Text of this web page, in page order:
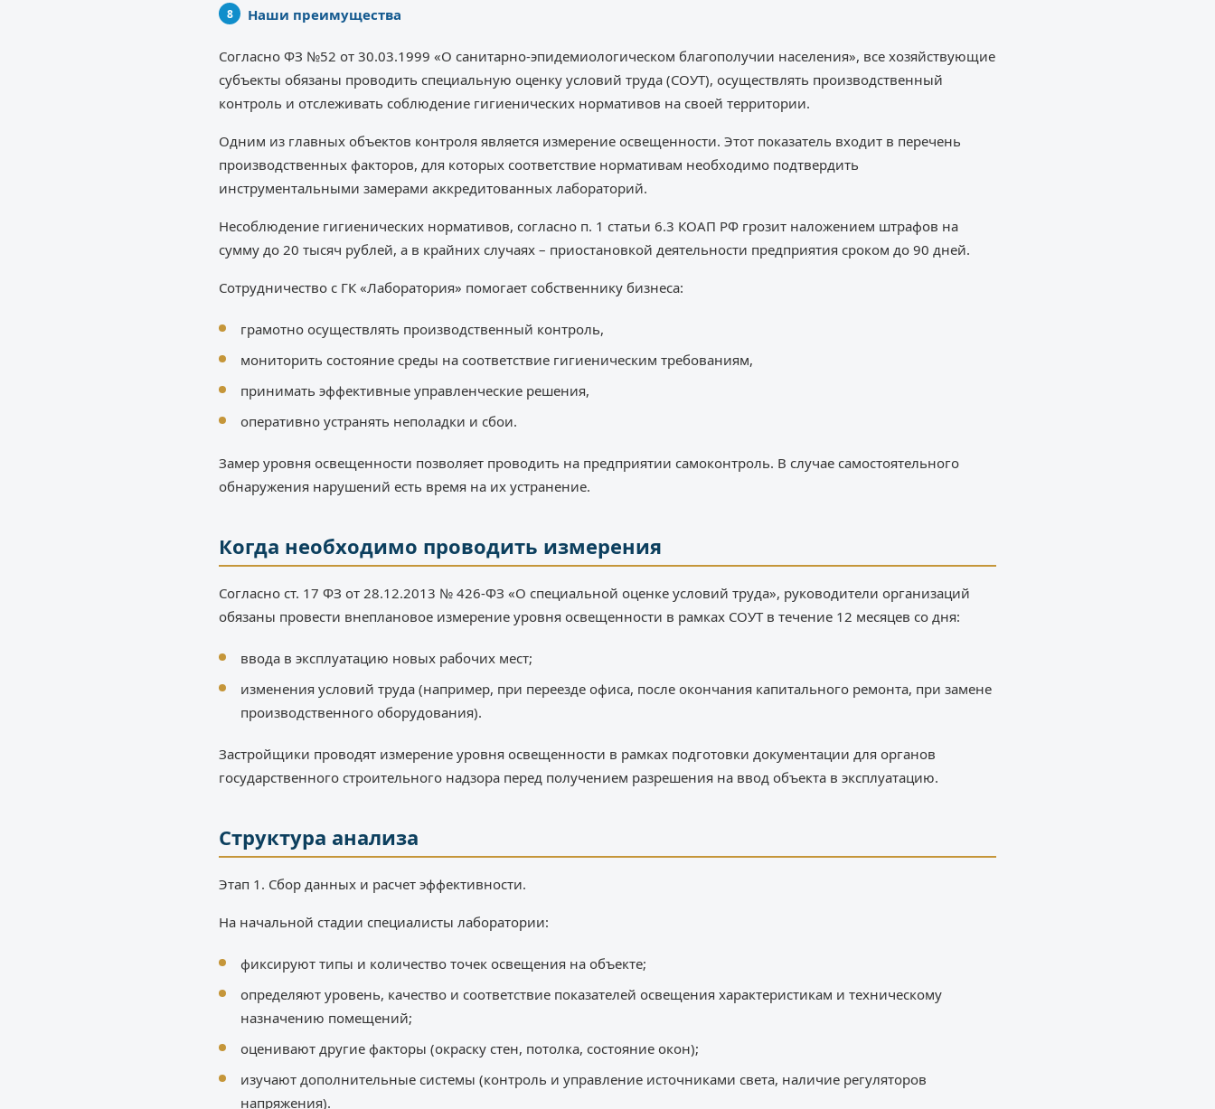
Наши преимущества
Согласно ФЗ №52 от 30.03.1999 «О санитарно-эпидемиологическом благополучии населения», все хозяйствующие
субъекты обязаны проводить специальную оценку условий труда (СОУТ), осуществлять производственный
контроль и отслеживать соблюдение гигиенических нормативов на своей территории.
Одним из главных объектов контроля является измерение освещенности. Этот показатель входит в перечень
производственных факторов, для которых соответствие нормативам необходимо подтвердить
инструментальными замерами аккредитованных лабораторий.
Несоблюдение гигиенических нормативов, согласно п. 1 статьи 6.3 КОАП РФ грозит наложением штрафов на
сумму до 20 тысяч рублей, а в крайних случаях – приостановкой деятельности предприятия сроком до 90 дней.
Сотрудничество с ГК «Лаборатория» помогает собственнику бизнеса:
грамотно осуществлять производственный контроль,
мониторить состояние среды на соответствие гигиеническим требованиям,
принимать эффективные управленческие решения,
оперативно устранять неполадки и сбои.
Замер уровня освещенности позволяет проводить на предприятии самоконтроль. В случае самостоятельного
обнаружения нарушений есть время на их устранение.
Когда необходимо проводить измерения
Согласно ст. 17 ФЗ от 28.12.2013 № 426-ФЗ «О специальной оценке условий труда», руководители организаций
обязаны провести внеплановое измерение уровня освещенности в рамках СОУТ в течение 12 месяцев со дня:
ввода в эксплуатацию новых рабочих мест;
изменения условий труда (например, при переезде офиса, после окончания капитального ремонта, при замене
производственного оборудования).
Застройщики проводят измерение уровня освещенности в рамках подготовки документации для органов
государственного строительного надзора перед получением разрешения на ввод объекта в эксплуатацию.
Структура анализа
Этап 1. Сбор данных и расчет эффективности.
На начальной стадии специалисты лаборатории:
фиксируют типы и количество точек освещения на объекте;
определяют уровень, качество и соответствие показателей освещения характеристикам и техническому
назначению помещений;
оценивают другие факторы (окраску стен, потолка, состояние окон);
изучают дополнительные системы (контроль и управление источниками света, наличие регуляторов
напряжения).